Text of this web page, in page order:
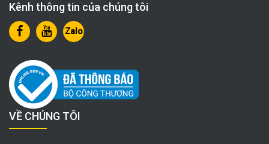
Kênh thông tin của chúng tôi
Zalo
VỀ CHÚNG TÔI